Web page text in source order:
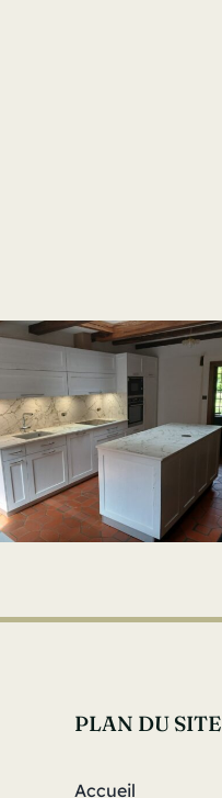
PLAN DU SITE
Accueil